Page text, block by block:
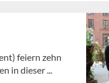
feiern zehn
in dieser ...